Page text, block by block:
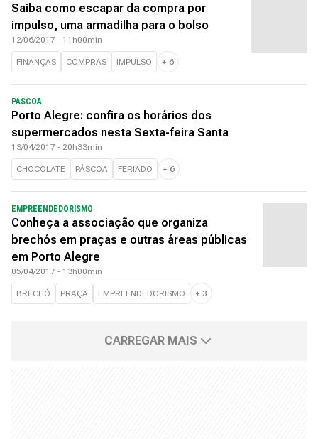
Saiba como escapar da compra por
impulso, uma armadilha para o bolso
12/06/2017 - 11h00min
FINANÇAS COMPRAS IMPULSO + 6
PÁSCOA
Porto Alegre: confira os horários dos
supermercados nesta Sexta-feira Santa
13/04/2017 - 20h33min
CHOCOLATE PÁSCOA FERIADO + 6
EMPREENDEDORISMO
Conheça a associação que organiza
brechós em praças e outras áreas públicas
em Porto Alegre
05/04/2017 - 13h00min
BRECHÓ PRAÇA EMPREENDEDORISMO + 3
CARREGAR MAIS